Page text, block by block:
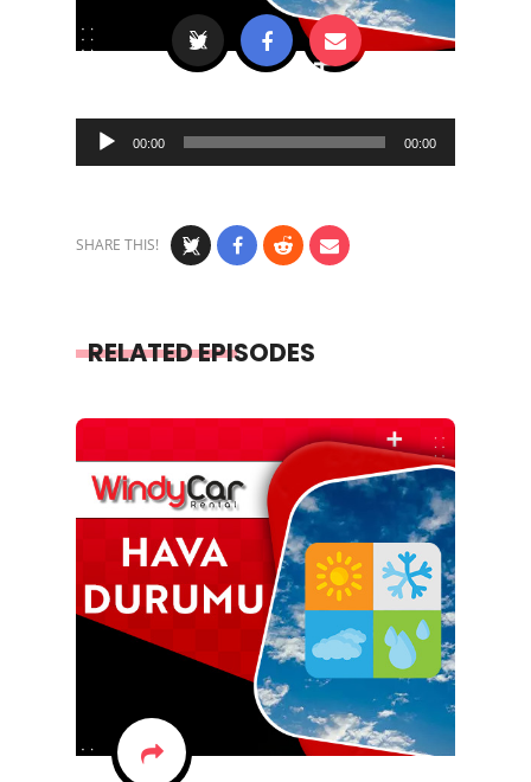
Audio
Player
00:00 00:00
SHARE THIS!
RELATED EPISODES